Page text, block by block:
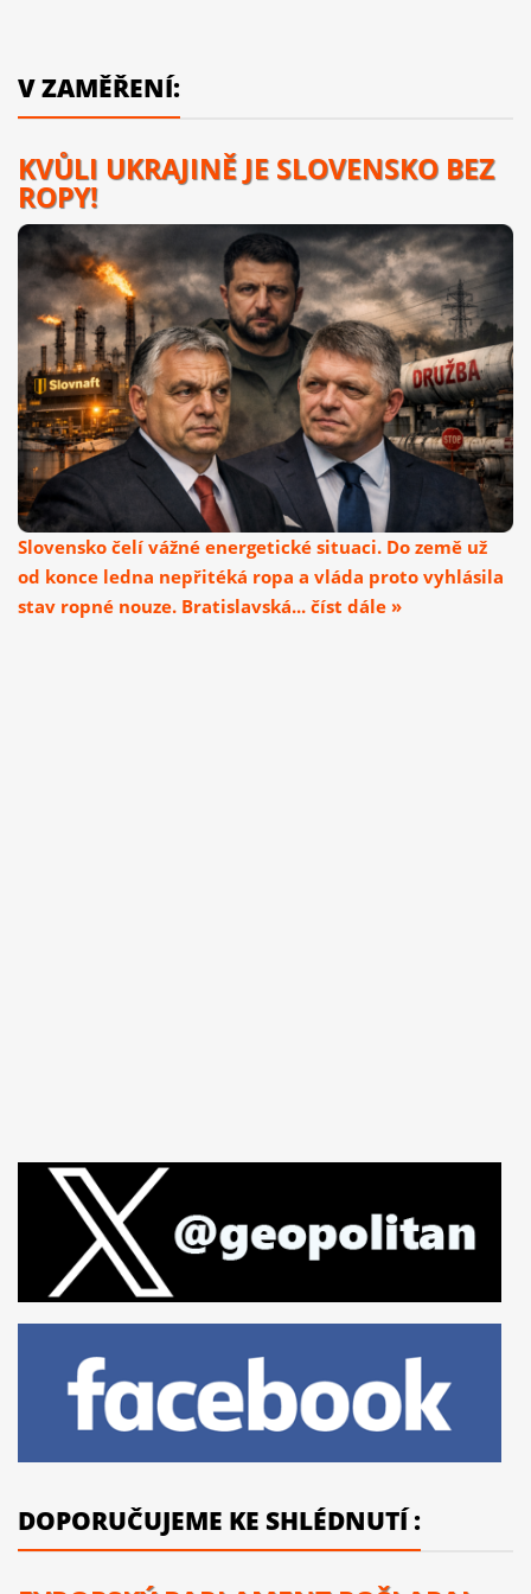
V ZAMĚŘENÍ:
KVŮLI UKRAJINĚ JE SLOVENSKO BEZ
ROPY!
Slovensko čelí vážné energetické situaci. Do země už
od konce ledna nepřitéká ropa a vláda proto vyhlásila
stav ropné nouze. Bratislavská... číst dále »
DOPORUČUJEME KE SHLÉDNUTÍ :